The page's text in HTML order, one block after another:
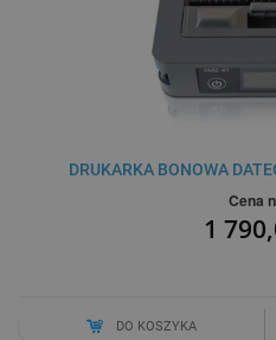
DRUKARKA BONOWA
Cena
1
DO KOSZYKA